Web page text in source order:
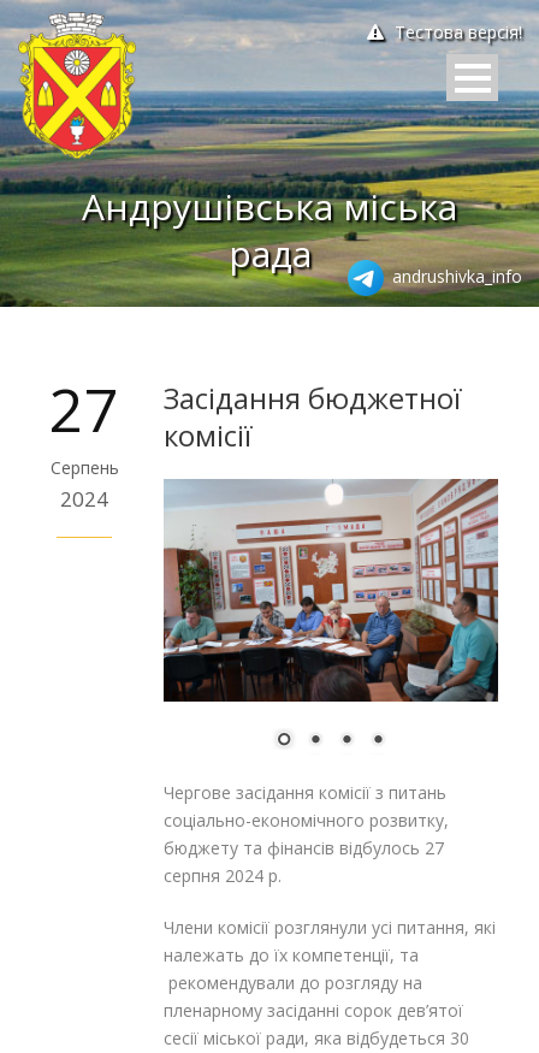
Тестова версія!
Андрушівська міська
рада
andrushivka_info
27
Серпень
2024
Засідання бюджетної
комісії
Чергове засідання комісії з питань
соціально-економічного розвитку,
бюджету та фінансів відбулось 27
серпня 2024 р.
Члени комісії розглянули усі питання, які
належать до їх компетенції, та
рекомендували до розгляду на
пленарному засіданні сорок дев’ятої
сесії міської ради, яка відбудеться 30